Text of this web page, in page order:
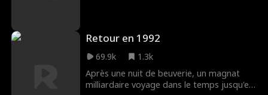
Retour en 1992
69.9k
1.3k
Après une nuit de beuverie, un magnat
milliardaire voyage dans le temps jusqu'en